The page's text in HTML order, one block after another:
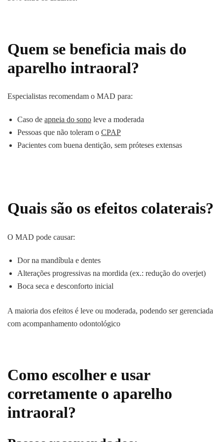
Quem se beneficia mais do
aparelho intraoral?
Especialistas recomendam o MAD para:
Caso de apneia do sono leve a moderada
Pessoas que não toleram o CPAP
Pacientes com buena dentição, sem próteses extensas
Quais são os efeitos colaterais?
O MAD pode causar:
Dor na mandíbula e dentes
Alterações progressivas na mordida (ex.: redução do overjet)
Boca seca e desconforto inicial
A maioria dos efeitos é leve ou moderada, podendo ser gerenciada
com acompanhamento odontológico
Como escolher e usar
corretamente o aparelho
intraoral?